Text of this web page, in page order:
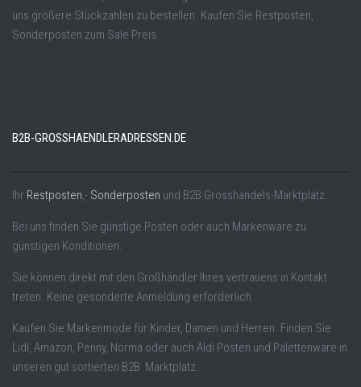
uns größere Stückzahlen zu bestellen. Kaufen Sie Restposten,
Sonderposten zum Sale Preis.
B2B-GROSSHAENDLERADRESSEN.DE
Ihr Restposten ,- Sonderposten und B2B Grosshandels-Marktplatz.
Bei uns finden Sie günstige Posten oder auch Markenware zu
günstigen Konditionen.
Sie können direkt mit den Großhändler Ihres vertrauens in Kontakt
treten. Keine gesonderte Anmeldung erforderlich.
Kaufen Sie Markenmode für Kinder, Damen und Herren. Finden Sie
Lidl, Amazon, Penny, Norma oder auch Aldi Posten und Palettenware in
unseren gut sortierten B2B Marktplatz.